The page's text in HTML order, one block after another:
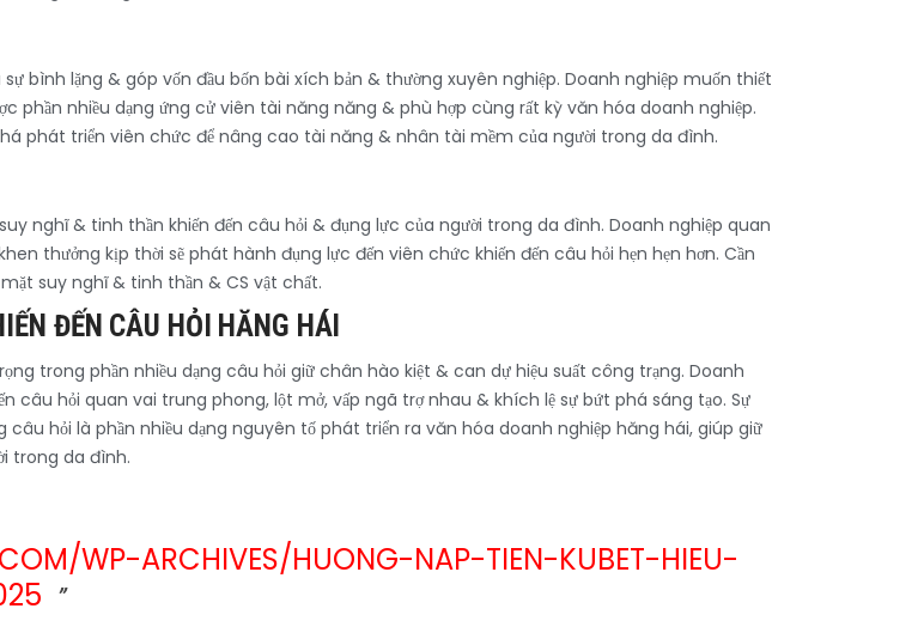
bình lặng & góp vốn đầu bốn bài xích bản & thường xuyên nghiệp. Doanh nghiệp muốn thiết
phần nhiều dạng ứng cử viên tài năng năng & phù hợp cùng rất kỳ văn hóa doanh nghiệp.
phát triển viên chức để nâng cao tài năng & nhân tài mềm của người trong da đình.
nghĩ & tinh thần khiến đến câu hỏi & đụng lực của người trong da đình. Doanh nghiệp quan
thưởng kịp thời sẽ phát hành đụng lực đến viên chức khiến đến câu hỏi hẹn hẹn hơn. Cần
suy nghĩ & tinh thần & CS vật chất.
ĐẾN CÂU HỎI HĂNG HÁI
trong phần nhiều dạng câu hỏi giữ chân hào kiệt & can dự hiệu suất công trạng. Doanh
câu hỏi quan vai trung phong, lột mở, vấp ngã trợ nhau & khích lệ sự bứt phá sáng tạo. Sự
hỏi là phần nhiều dạng nguyên tố phát triển ra văn hóa doanh nghiệp hăng hái, giúp giữ
trong da đình.
WP-ARCHIVES/HUONG-NAP-TIEN-KUBET-HIEU-